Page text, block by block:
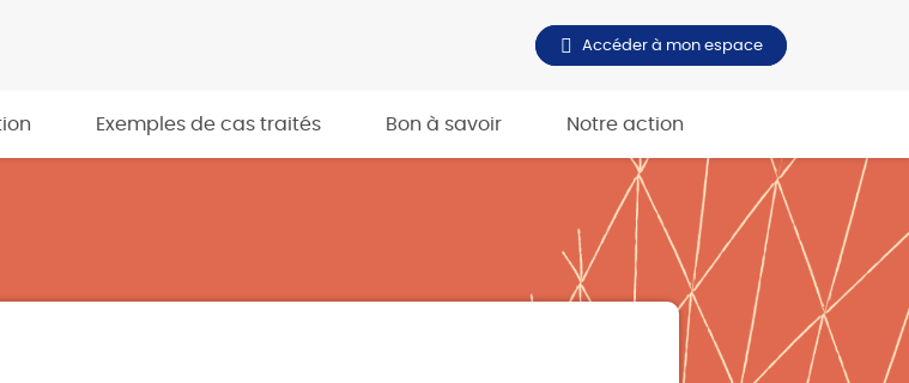
Accéder à mon espace
Exemples de cas traités Bon à savoir Notre action